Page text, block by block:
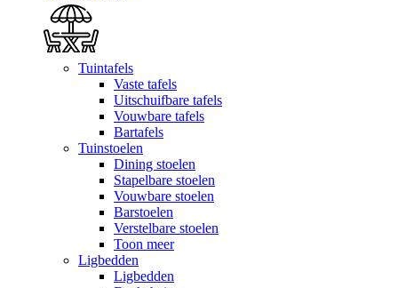
Tuintafels
Vaste tafels
Uitschuifbare tafels
Vouwbare tafels
Bartafels
Tuinstoelen
Dining stoelen
Stapelbare stoelen
Vouwbare stoelen
Barstoelen
Verstelbare stoelen
Toon meer
Ligbedden
Ligbedden